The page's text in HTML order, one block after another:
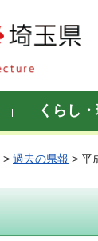
くらし
> 過去の県報 > 平